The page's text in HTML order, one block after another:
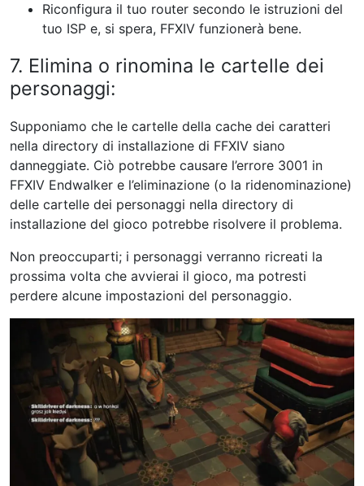
Riconfigura il tuo router secondo le istruzioni del
tuo ISP e, si spera, FFXIV funzionerà bene.
7. Elimina o rinomina le cartelle dei
personaggi:
Supponiamo che le cartelle della cache dei caratteri
nella directory di installazione di FFXIV siano
danneggiate. Ciò potrebbe causare l’errore 3001 in
FFXIV Endwalker e l’eliminazione (o la ridenominazione)
delle cartelle dei personaggi nella directory di
installazione del gioco potrebbe risolvere il problema.
Non preoccuparti; i personaggi verranno ricreati la
prossima volta che avvierai il gioco, ma potresti
perdere alcune impostazioni del personaggio.